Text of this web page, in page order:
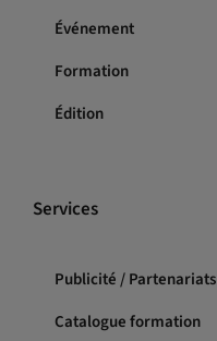
Événement
Formation
Édition
Services
Publicité / Partenariats
Catalogue formation